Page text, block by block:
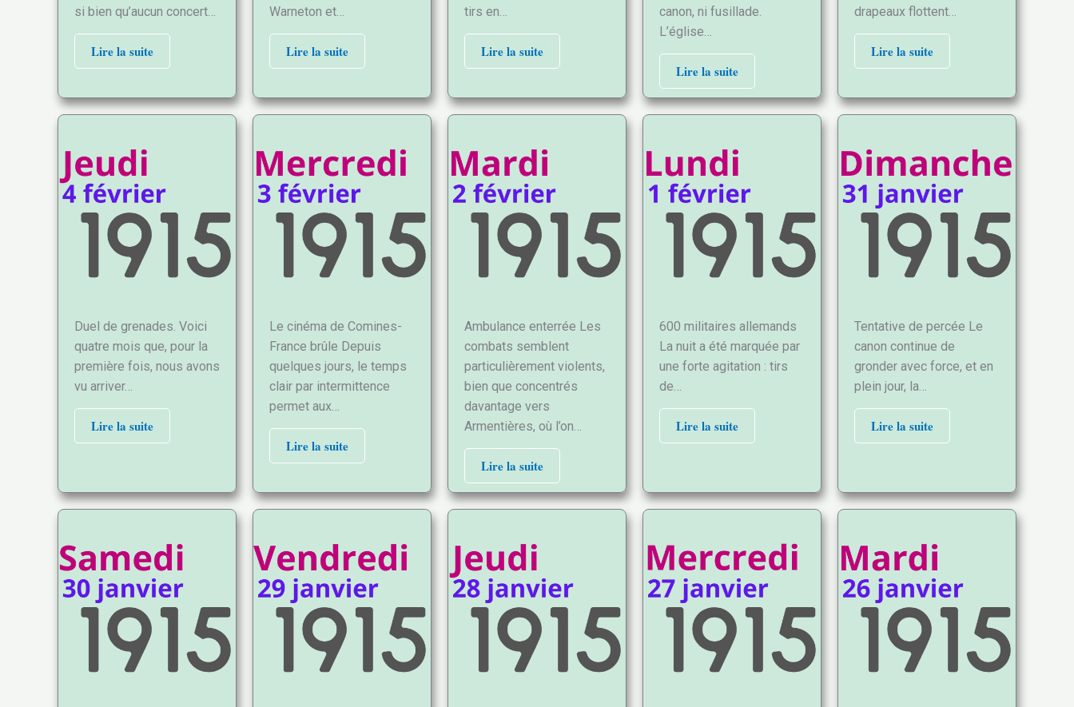
si bien qu’aucun concert…
Lire la suite
Warneton et…
Lire la suite
tirs en…
Lire la suite
canon, ni fusillade.
L’église…
Lire la suite
drapeaux flottent…
Lire la suite
Duel de grenades. Voici
quatre mois que, pour la
première fois, nous avons
vu arriver…
Lire la suite
Le cinéma de Comines-
France brûle Depuis
quelques jours, le temps
clair par intermittence
permet aux…
Lire la suite
Ambulance enterrée Les
combats semblent
particulièrement violents,
bien que concentrés
davantage vers
Armentières, où l’on…
Lire la suite
600 militaires allemands
La nuit a été marquée par
une forte agitation : tirs
de…
Lire la suite
Tentative de percée Le
canon continue de
gronder avec force, et en
plein jour, la…
Lire la suite